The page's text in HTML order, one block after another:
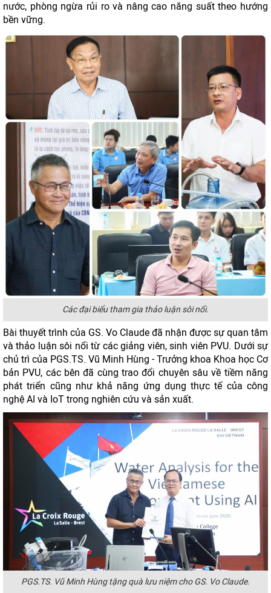
nước, phòng ngừa rủi ro và nâng cao năng suất theo hướng
bền vững.
Các đại biểu tham gia thảo luận sôi nổi.
Bài thuyết trình của GS. Vo Claude đã nhận được sự quan tâm
và thảo luận sôi nổi từ các giảng viên, sinh viên PVU. Dưới sự
chủ trì của PGS.TS. Vũ Minh Hùng - Trưởng khoa Khoa học Cơ
bản PVU, các bên đã cùng trao đổi chuyên sâu về tiềm năng
phát triển cũng như khả năng ứng dụng thực tế của công
nghệ AI và IoT trong nghiên cứu và sản xuất.
PGS.TS. Vũ Minh Hùng tặng quà lưu niệm cho GS. Vo Claude.